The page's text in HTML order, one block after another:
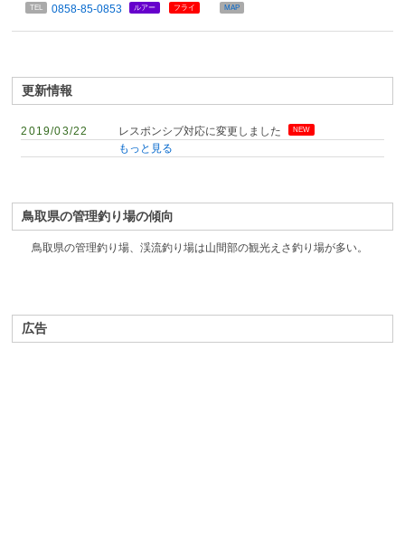
TEL 0858-85-0853 ルアー フライ MAP
更新情報
2019/03/22 レスポンシブ対応に変更しました NEW
もっと見る
鳥取県の管理釣り場の傾向
鳥取県の管理釣り場、渓流釣り場は山間部の観光えさ釣り場が多い。
広告